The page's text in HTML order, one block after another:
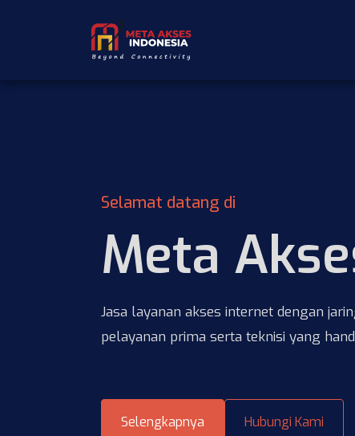
Selamat datang di
Meta
Jasa layanan akses internet dengan
pelayanan prima serta teknisi yang
Selengkapnya Hubungi Kami